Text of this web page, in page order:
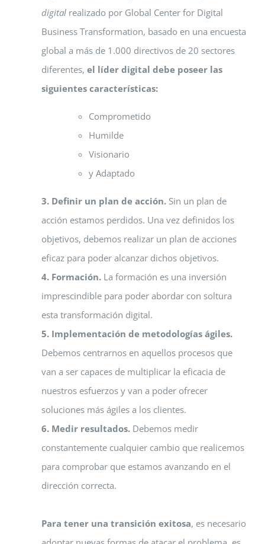
digital realizado por Global Center for Digital
Business Transformation, basado en una encuesta
global a más de 1.000 directivos de 20 sectores
diferentes, el líder digital debe poseer las
siguientes características:
Comprometido
Humilde
Visionario
y Adaptado
3. Definir un plan de acción. Sin un plan de
acción estamos perdidos. Una vez definidos los
objetivos, debemos realizar un plan de acciones
eficaz para poder alcanzar dichos objetivos.
4. Formación. La formación es una inversión
imprescindible para poder abordar con soltura
esta transformación digital.
5. Implementación de metodologías ágiles.
Debemos centrarnos en aquellos procesos que
van a ser capaces de multiplicar la eficacia de
nuestros esfuerzos y van a poder ofrecer
soluciones más ágiles a los clientes.
6. Medir resultados. Debemos medir
constantemente cualquier cambio que realicemos
para comprobar que estamos avanzando en el
dirección correcta.
Para tener una transición exitosa, es necesario